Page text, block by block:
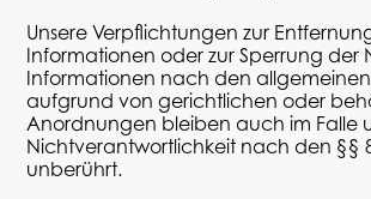
Unsere Verpflichtungen zur
Informationen oder zur Sperrung der
Informationen nach den
aufgrund von gerichtlichen oder
Anordnungen bleiben auch im Falle
Nichtverantwortlichkeit nach den §§
unberührt.